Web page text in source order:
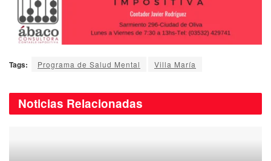
Tags: Programa de Salud Mental Villa María
Noticias Relacionadas